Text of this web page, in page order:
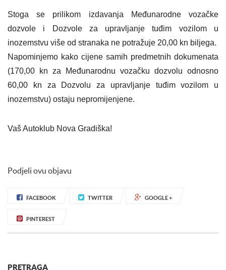
Stoga se prilikom izdavanja Međunarodne vozačke
dozvole i Dozvole za upravljanje tuđim vozilom u
inozemstvu više od stranaka ne potražuje 20,00 kn biljega.
Napominjemo kako cijene samih predmetnih dokumenata
(170,00 kn za Međunarodnu vozačku dozvolu odnosno
60,00 kn za Dozvolu za upravljanje tuđim vozilom u
inozemstvu) ostaju nepromijenjene.
Vaš Autoklub Nova Gradiška!
Podjeli ovu objavu
FACEBOOK TWITTER GOOGLE +
PINTEREST
PRETRAGA